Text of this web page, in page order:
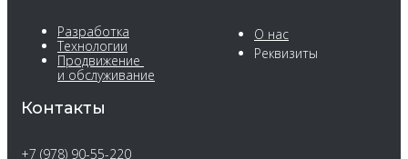
Разработка
Технологии
Продвижение
и обслуживание
О нас
Реквизиты
Контакты
+7 (978) 90-55-220